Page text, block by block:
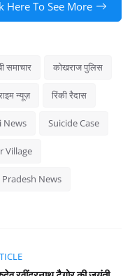
Here To See More
समाचार कोखराज पुलिस
न्यूज़ रिंकी रैदास
News Suicide Case
Village
News